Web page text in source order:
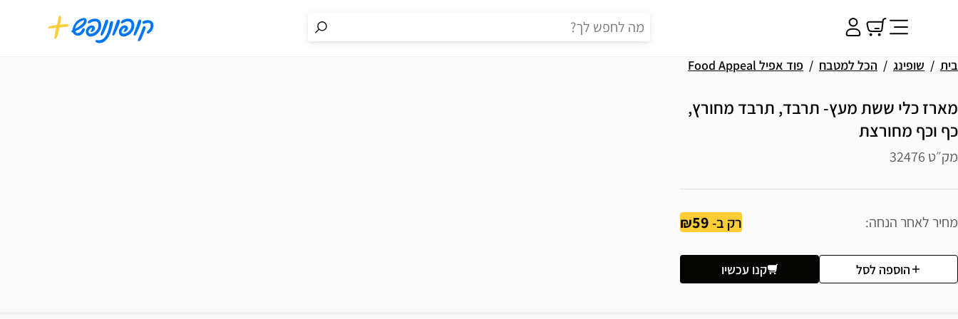
בית שופינג הכל למטבח פוד אפיל Food Appeal
מארז כלי ששת מעץ- תרבד, תרבד מחורץ,
כף וכף מחורצת
מק״ט 32476
מחיר לאחר הנחה רק ב-59
הוספה לסל קנו עכשיו